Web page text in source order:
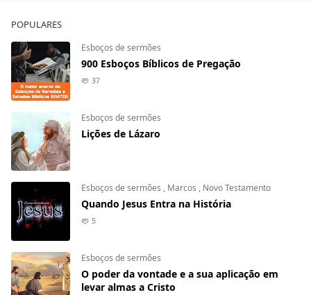
POPULARES
Esboços de sermões
900 Esboços Bíblicos de Pregação
37
Esboços de sermões
Lições de Lázaro
Esboços de sermões , Marcos , Novo Testamento
Quando Jesus Entra na História
5
Esboços de sermões
O poder da vontade e a sua aplicação em
levar almas a Cristo